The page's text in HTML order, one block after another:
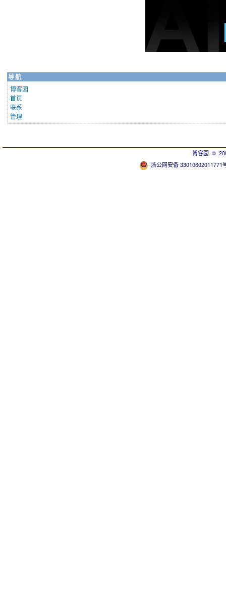
导航
博客园
首页
联系
管理
博客园©
浙公网安备 33010602011771